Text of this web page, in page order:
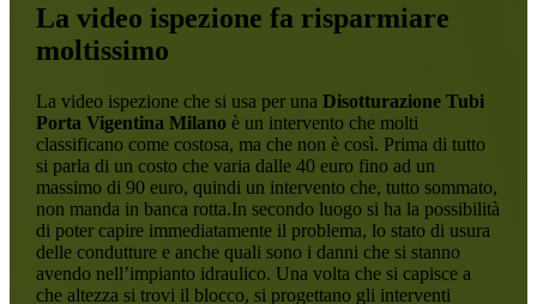
La video ispezione fa risparmiare
moltissimo
La video ispezione che si usa per una Disotturazione Tubi
Porta Vigentina Milanoè un intervento che molti
classificano come costosa, ma che non è così. Prima di tutto
si parla di un costo che varia dalle 40 euro fino ad un
massimo di 90 euro, quindi un intervento che, tutto sommato,
non manda in banca rotta.In secondo luogo si ha la possibilità
di poter capire immediatamente il problema, lo stato di usura
delle condutture e anche quali sono i danni che si stanno
avendo nell’impianto idraulico. Una volta che si capisce a
che altezza si trovi il blocco, si progettano gli interventi